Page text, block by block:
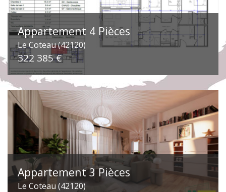
Appartement 4 Pièces
Le Coteau (42120)
322 385 €
Appartement 3 Pièces
Le Coteau (42120)